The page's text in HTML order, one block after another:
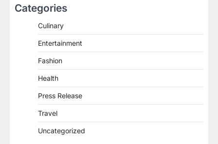
Categories
Culinary
Entertainment
Fashion
Health
Press Release
Travel
Uncategorized